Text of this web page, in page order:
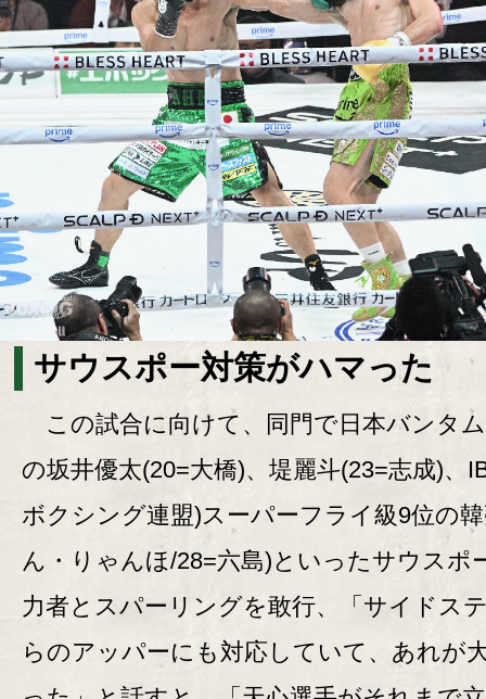
サウスポー対策がハマった
この試合に向けて、同門で日本バンタ
の坂井優太(20=大橋)、堤麗斗(23=志成)、
ボクシング連盟)スーパーフライ級9位の
ん・りゃんほ/28=六島)といったサウスポ
力者とスパーリングを敢行、「サイドス
らのアッパーにも対応していて、あれが